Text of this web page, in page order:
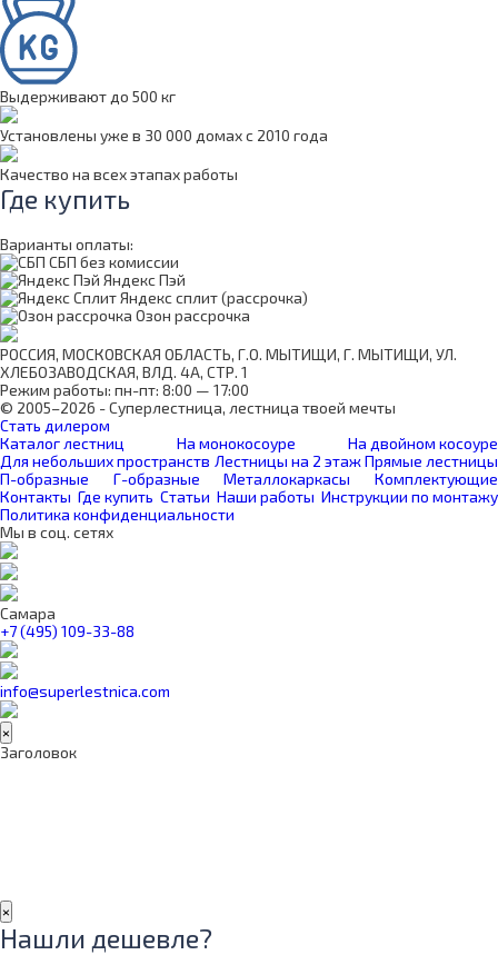
Выдерживают до 500 кг
Установлены уже в 30 000 домах с 2010 года
Качество на всех этапах работы
Где купить
Варианты оплаты:
СБП без комиссии
Яндекс Пэй
Яндекс сплит (рассрочка)
Озон рассрочка
РОССИЯ, МОСКОВСКАЯ ОБЛАСТЬ, Г.О. МЫТИЩИ, Г. МЫТИЩИ, УЛ.
ХЛЕБОЗАВОДСКАЯ, ВЛД. 4А, СТР. 1
Режим работы: пн-пт: 8:00 — 17:00
© 2005–2026 - Суперлестница, лестница твоей мечты
Стать дилером
Каталог лестниц
На монокосоуре
На двойном косоуре
Для небольших пространств Лестницы на 2 этаж Прямые лестницы
П-образные
Г-образные Металлокаркасы
Комплектующие
Контакты Где купить Статьи Наши работы Инструкции по монтажу
Политика конфиденциальности
Мы в соц. сетях
Самара
+7 (495) 109-33-88
info@superlestnica.com
×
Заголовок
×
Нашли дешевле?